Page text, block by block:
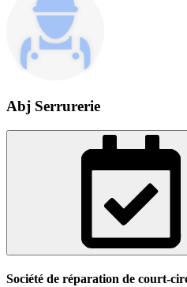
Abj Serrurerie
Société de réparation de court-